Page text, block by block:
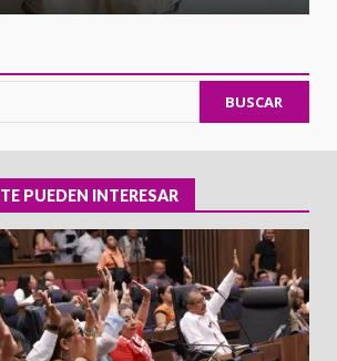
BUSCAR
TE PUEDEN INTERESAR